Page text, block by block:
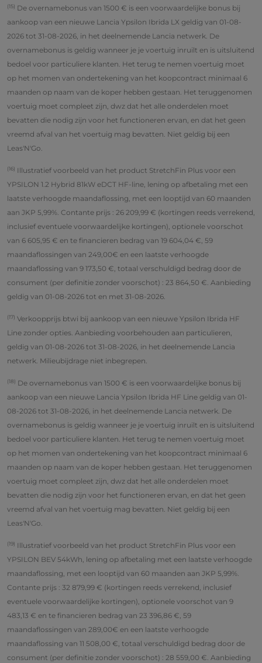
(15) De overnamebonus van 1500 € is een voorwaardelijke bonus bij
aankoop van een nieuwe Lancia Ypsilon Ibrida LX geldig van 01-08-
2026 tot 31-08-2026, in het deelnemende Lancia netwerk. De
overnamebonus is geldig wanneer je je voertuig inruilt en is uitsluitend
bedoel voor particuliere klanten. Het terug te nemen voertuig moet
op het momen van ondertekening van het koopcontract minimaal 6
maanden op naam van de koper hebben gestaan. Het teruggenomen
voertuig moet compleet zijn, dwz dat het alle onderdelen moet
bevatten die nodig zijn voor het functioneren ervan, en dat het geen
vreemd afval van het voertuig mag bevatten. Niet geldig bij een
Leas'N'Go.
(16) Illustratief voorbeeld van het product StretchFin Plus voor een
YPSILON 1.2 Hybrid 81kW eDCT HF-line, lening op afbetaling met een
laatste verhoogde maandaflossing, met een looptijd van 60 maanden
aan JKP 5,99%. Contante prijs : 26 209,99 € (kortingen reeds verrekend,
inclusief eventuele voorwaardelijke kortingen), optionele voorschot
van 6 605,95 € en te financieren bedrag van 19 604,04 €, 59
maandaflossingen van 249,00€ en een laatste verhoogde
maandaflossing van 9 173,50 €, totaal verschuldigd bedrag door de
consument (per definitie zonder voorschot) : 23 864,50 €. Aanbieding
geldig van 01-08-2026 tot en met 31-08-2026.
(17) Verkoopprijs btwi bij aankoop van een nieuwe Ypsilon Ibrida HF
Line zonder opties. Aanbieding voorbehouden aan particulieren,
geldig van 01-08-2026 tot 31-08-2026, in het deelnemende Lancia
netwerk. Milieubijdrage niet inbegrepen.
(18) De overnamebonus van 1500 € is een voorwaardelijke bonus bij
aankoop van een nieuwe Lancia Ypsilon Ibrida HF Line geldig van 01-
08-2026 tot 31-08-2026, in het deelnemende Lancia netwerk. De
overnamebonus is geldig wanneer je je voertuig inruilt en is uitsluitend
bedoel voor particuliere klanten. Het terug te nemen voertuig moet
op het momen van ondertekening van het koopcontract minimaal 6
maanden op naam van de koper hebben gestaan. Het teruggenomen
voertuig moet compleet zijn, dwz dat het alle onderdelen moet
bevatten die nodig zijn voor het functioneren ervan, en dat het geen
vreemd afval van het voertuig mag bevatten. Niet geldig bij een
Leas'N'Go.
(19) Illustratief voorbeeld van het product StretchFin Plus voor een
YPSILON BEV 54kWh, lening op afbetaling met een laatste verhoogde
maandaflossing, met een looptijd van 60 maanden aan JKP 5,99%.
Contante prijs : 32 879,99 € (kortingen reeds verrekend, inclusief
eventuele voorwaardelijke kortingen), optionele voorschot van 9
483,13 € en te financieren bedrag van 23 396,86 €, 59
maandaflossingen van 289,00€ en een laatste verhoogde
maandaflossing van 11 508,00 €, totaal verschuldigd bedrag door de
consument (per definitie zonder voorschot) : 28 559,00 €. Aanbieding